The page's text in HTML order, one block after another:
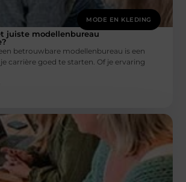
MODE EN KLEDING
juiste modellenbureau
betrouwbare modellenbureau is een
carrière goed te starten. Of je ervaring